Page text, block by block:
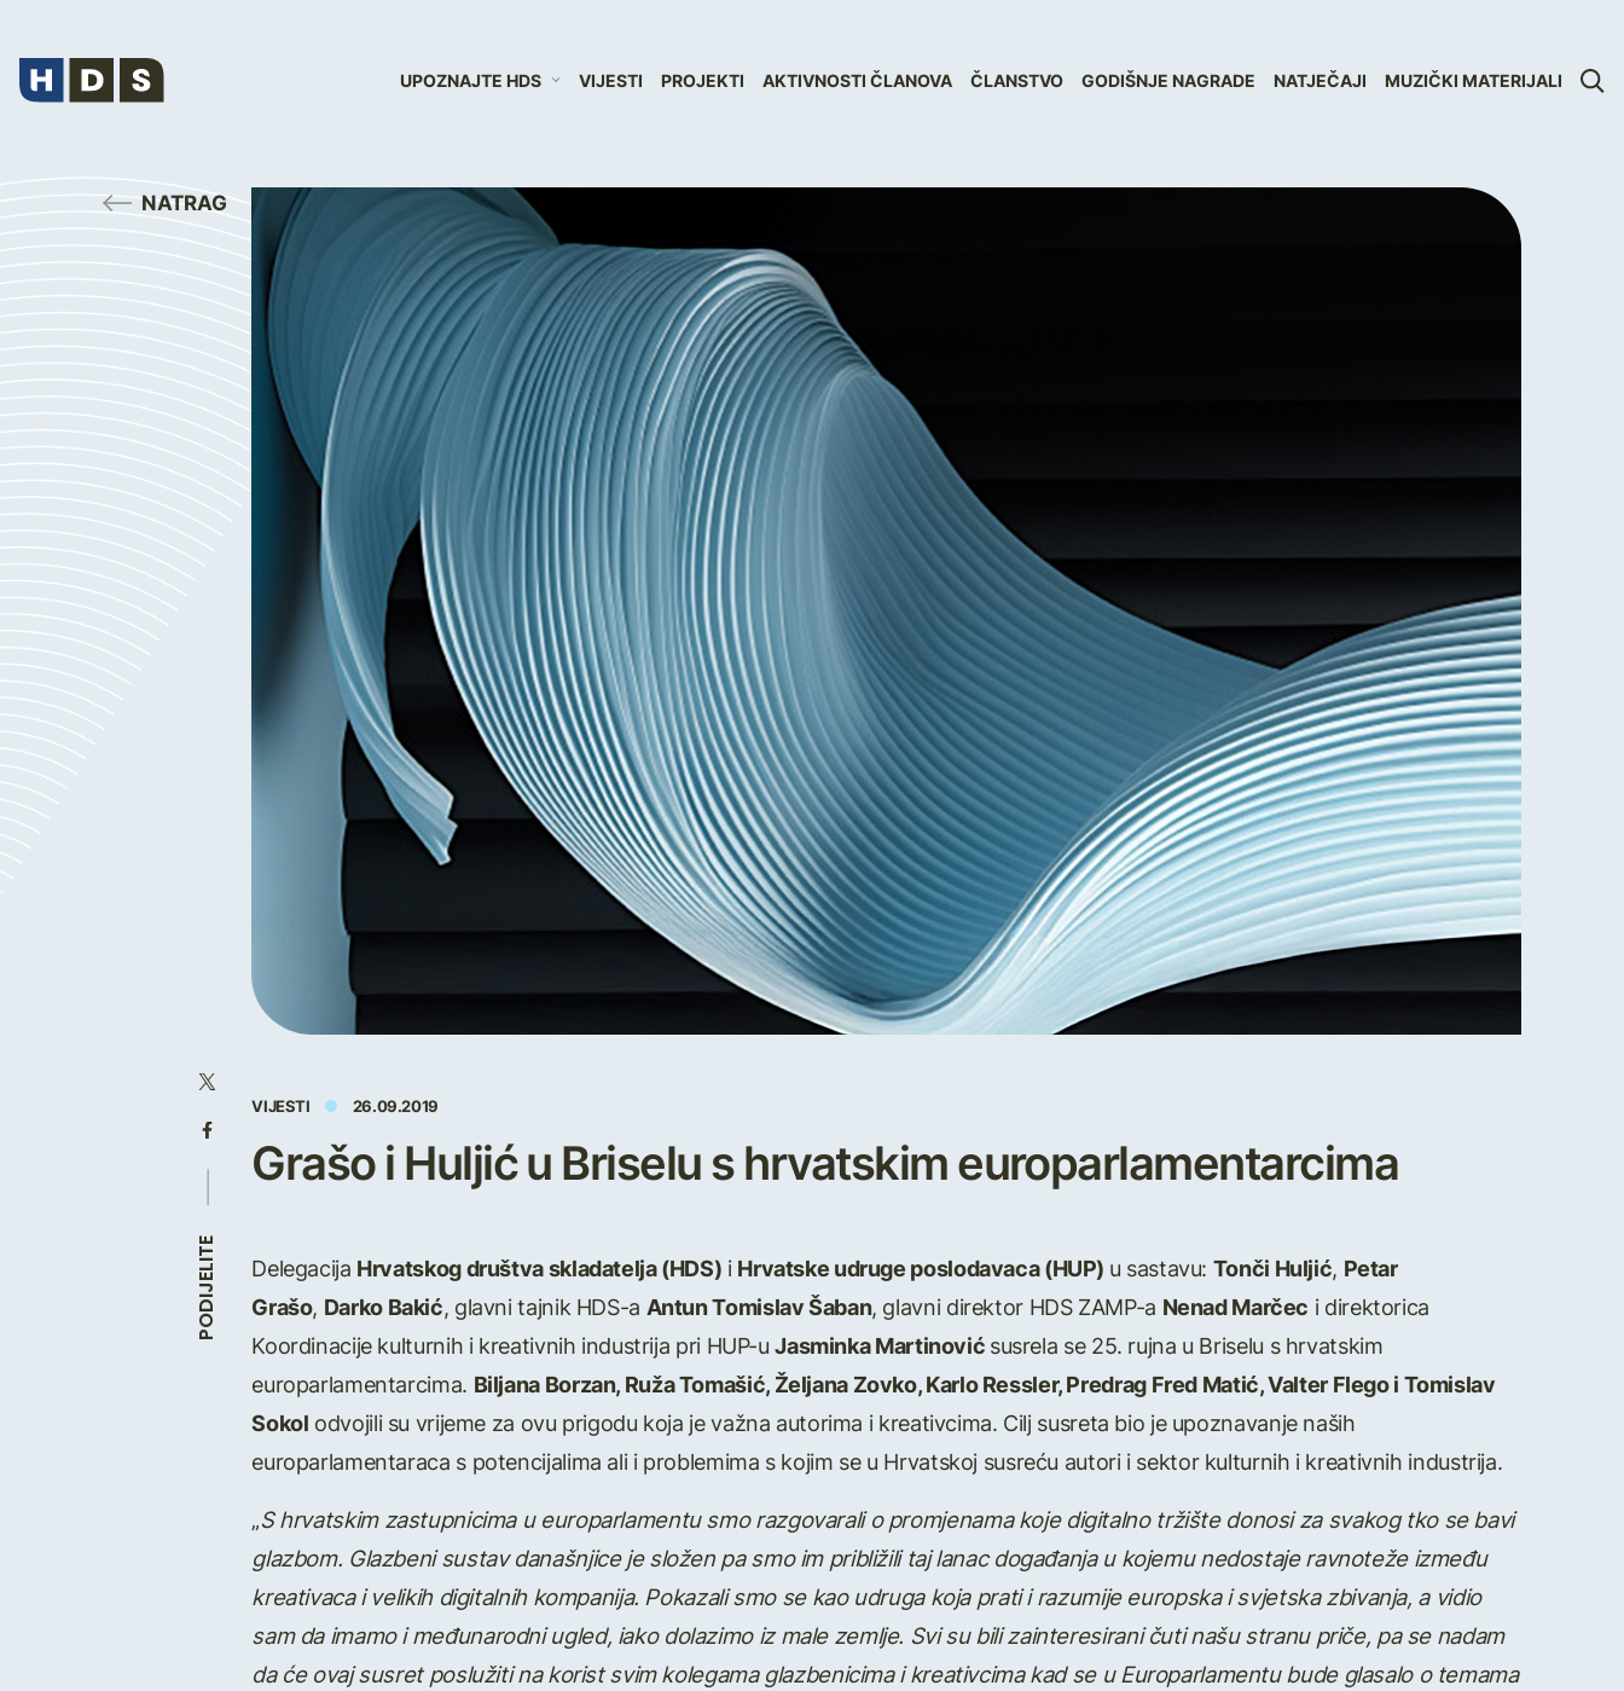
UPOZNAJTE HDS VIJESTI PROJEKTI AKTIVNOSTI ČLANOVA ČLANSTVO GODIŠNJE NAGRADE NATJEČAJI MUZIČKI MATERIJALI
NATRAG
PODIJELITE
VIJESTI 26.09.2019
Grašo i Huljić u Briselu s hrvatskim europarlamentarcima
Delegacija Hrvatskog društva skladatelja (HDS) iHrvatske udruge poslodavaca (HUP) u sastavu: Tonči Huljić, Petar
Grašo, Darko Bakić, glavni tajnik HDS-a Antun Tomislav Šaban, glavni direktor HDS ZAMP-a Nenad Marčec i direktorica
Koordinacije kulturnih i kreativnih industrija pri HUP-uJasminka Martinovićsusrela se 25. rujna u Briselu s hrvatskim
europarlamentarcima. Biljana Borzan, Ruža Tomašić, Željana Zovko, Karlo Ressler, Predrag Fred Matić, Valter Flego i Tomislav
Sokol odvojili su vrijeme za ovu prigodu koja je važna autorima i kreativcima. Cilj susreta bio je upoznavanje naših
europarlamentaraca s potencijalima ali i problemima s kojim se u Hrvatskoj susreću autori i sektor kulturnih i kreativnih industrija.
„S hrvatskim zastupnicima u europarlamentu smo razgovarali o promjenama koje digitalno tržište donosi za svakog tko se bavi
glazbom. Glazbeni sustav današnjice je složen pa smo im približili taj lanac događanja u kojemu nedostaje ravnoteže između
kreativaca i velikih digitalnih kompanija. Pokazali smo se kao udruga koja prati i razumije europska i svjetska zbivanja, a vidio
sam da imamo i međunarodni ugled, iako dolazimo iz male zemlje. Svi su bili zainteresirani čuti našu stranu priče, pa se nadam
da će ovaj susret poslužiti na korist svim kolegama glazbenicima i kreativcima kad se u Europarlamentu bude glasalo o temama